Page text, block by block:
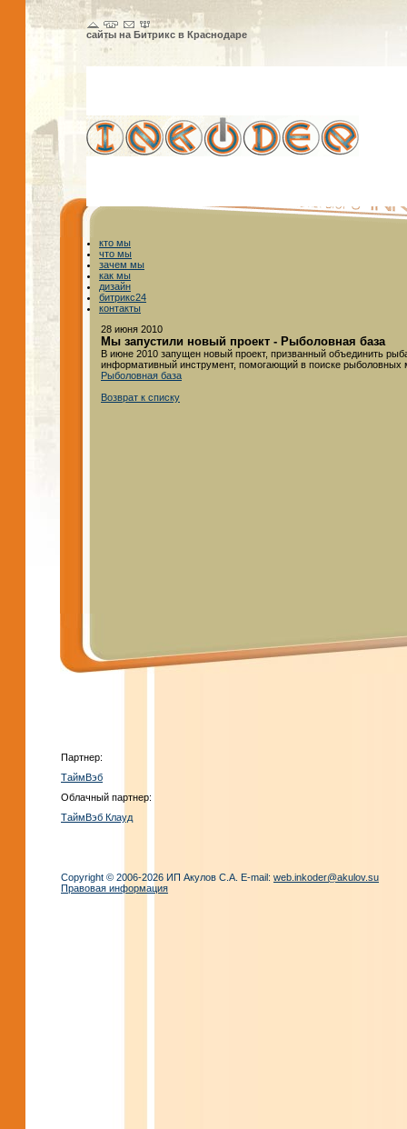
сайты на Битрикс в Краснодаре
кто мы
что мы
зачем мы
как мы
дизайн
битрикс24
контакты
28 июня 2010
Мы запустили новый проект - Рыболовная база
В июне 2010 запущен новый проект, призванный объединить
информативный инструмент, помогающий в поиске рыболовных
Рыболовная база
Возврат к списку
Партнер:
ТаймВэб
Облачный партнер:
ТаймВэб Клауд
Copyright © 2006-2026 ИП Акулов С.А. E-mail: web.inkoder@akulov.su
Правовая информация